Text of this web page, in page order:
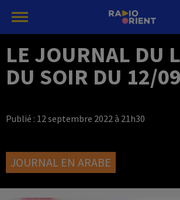
LE JOURNAL DU
DU SOIR DU 12/
Publié : 12 septembre 2022 à 21h30
JOURNAL EN ARABE